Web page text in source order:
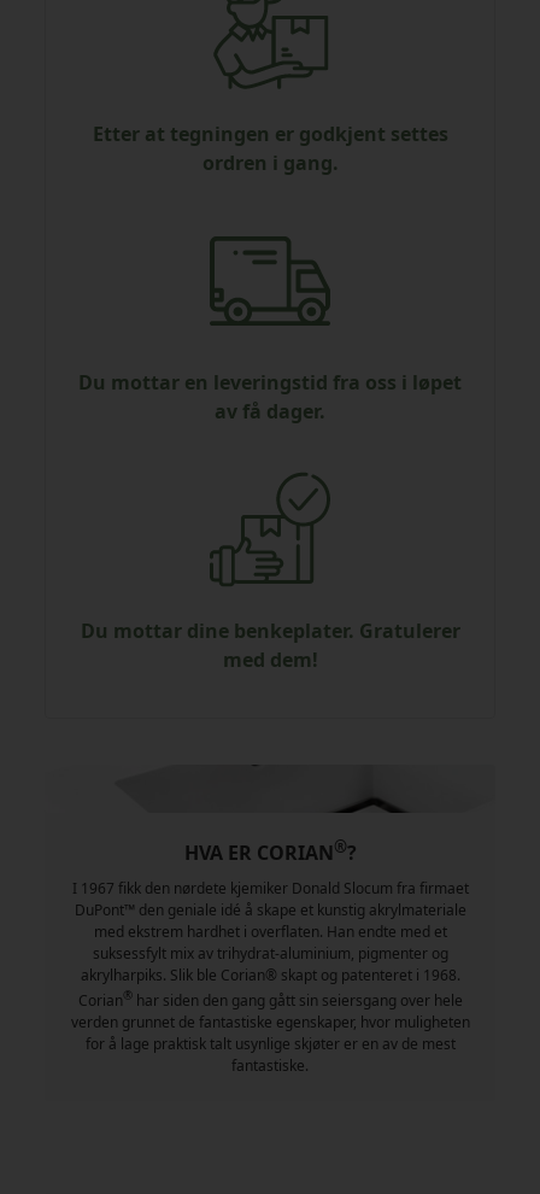
Etter at tegningen er godkjent settes
ordren i gang.
Du mottar en leveringstid fra oss i løpet
av få dager.
Du mottar dine benkeplater. Gratulerer
med dem!
HVA ER CORIAN®?
I 1967 fikk den nørdete kjemiker Donald Slocum fra firmaet
DuPont™ den geniale idé å skape et kunstig akrylmateriale
med ekstrem hardhet i overflaten. Han endte med et
suksessfylt mix av trihydrat-aluminium, pigmenter og
akrylharpiks. Slik ble Corian® skapt og patenteret i 1968.
Corian ®har siden den gang gått sin seiersgang over hele
verden grunnet de fantastiske egenskaper, hvor muligheten
for å lage praktisk talt usynlige skjøter er en av de mest
fantastiske.